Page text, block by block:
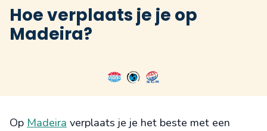
Hoe verplaats je je op
Madeira?
Op Madeira verplaats je je het beste met een